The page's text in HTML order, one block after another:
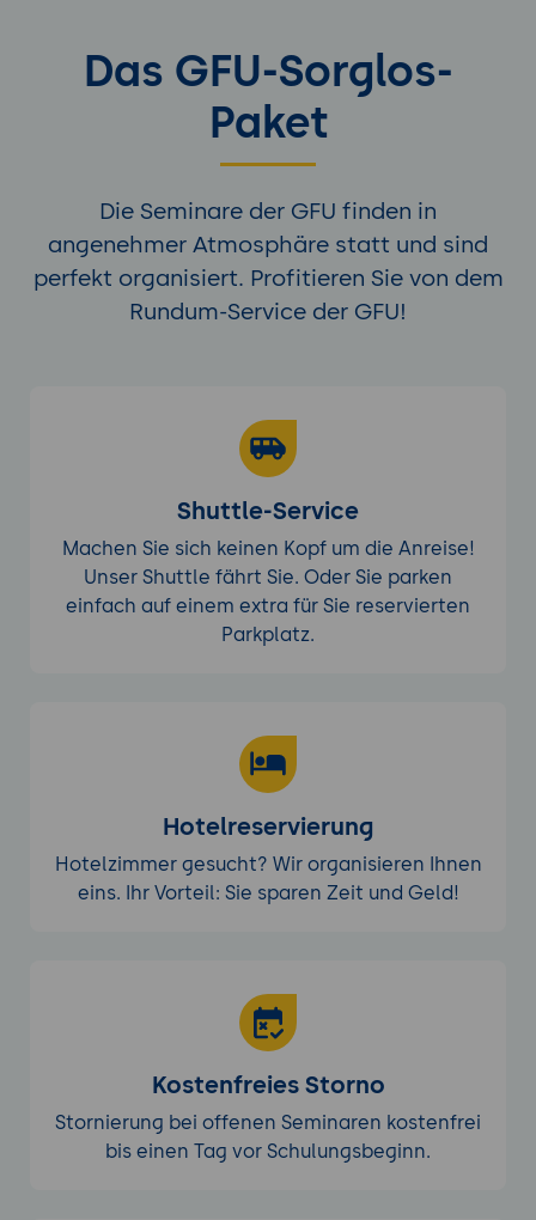
Das GFU-Sorglos-
Paket
Die Seminare der GFU finden in
angenehmer Atmosphäre statt und sind
perfekt organisiert. Profitieren Sie von dem
Rundum-Service der GFU!
Shuttle-Service
Machen Sie sich keinen Kopf um die Anreise!
Unser Shuttle fährt Sie. Oder Sie parken
einfach auf einem extra für Sie reservierten
Parkplatz.
Hotelreservierung
Hotelzimmer gesucht? Wir organisieren Ihnen
eins. Ihr Vorteil: Sie sparen Zeit und Geld!
Kostenfreies Storno
Stornierung bei offenen Seminaren kostenfrei
bis einen Tag vor Schulungsbeginn.